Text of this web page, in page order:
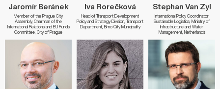
Jaromír Beránek
Member of the Prague City
Assembly, Chairman of the
International Relations and EU Funds
Committee, City of Prague
Iva Rorečková
Head of Transport Development
Policy and Strategy Division, Transport
Department, Brno City Municipality
Stephan Van Zyl
International Policy Coordinator
Sustainable Logistics, Ministry of
Infrastructure and Water
Management, Netherlands